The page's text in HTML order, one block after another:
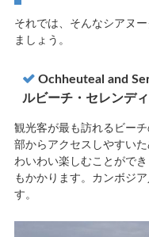
それでは、そんなシアヌ
ましょう。
Ochheuteal and
ルビーチ・セレンデ
観光客が最も訪れるビー
部からアクセスしやすい
わいわい楽しむことがで
もかかります。カンボジ
す。